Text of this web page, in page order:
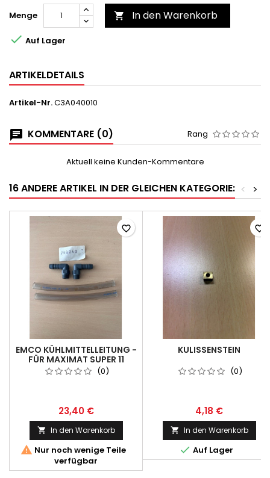
Menge
 In den Warenkorb
 Auf Lager
ARTIKELDETAILS
Artikel-Nr.C3A040010
KOMMENTARE (0) Rang
Aktuell keine Kunden-Kommentare
16 ANDERE ARTIKEL IN DER GLEICHEN KATEGORIE: >
<
EMCO KÜHLMITTELLEITUNG -
FÜR MAXIMAT SUPER 11
(0)
23,40 €
 In den Warenkorb
 Nur noch wenige Teile
verfügbar
favorite_border
KULISSENSTEIN
(0)
4,18 €
 In den Warenkorb
 Auf Lager
favorite_border